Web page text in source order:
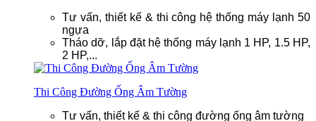
Tư vấn, thiết kế & thi công hệ thống máy lạnh 50
ngựa
Tháo dỡ, lắp đặt hệ thống máy lạnh 1 HP, 1.5 HP,
2 HP,...
Thi Công Đường Ống Âm Tường
Tư vấn, thiết kế & thi công đường ống âm tường